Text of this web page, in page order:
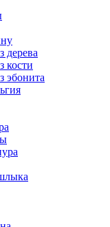
дерева
кости
эбонита